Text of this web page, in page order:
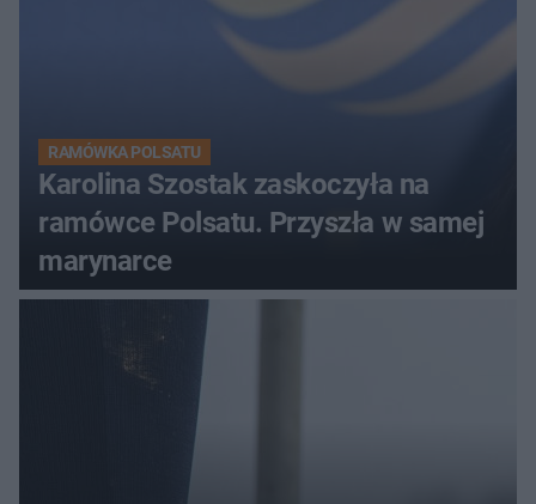
RAMÓWKA POLSATU
Karolina Szostak zaskoczyła na
ramówce Polsatu. Przyszła w samej
marynarce